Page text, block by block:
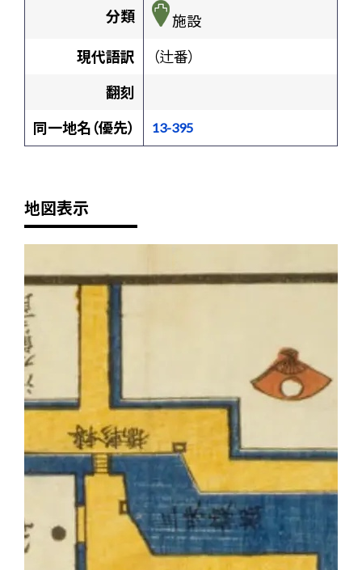
分類
施設
現代語訳
（辻番）
翻刻
同一地名（優先）
13-395
地図表示
-